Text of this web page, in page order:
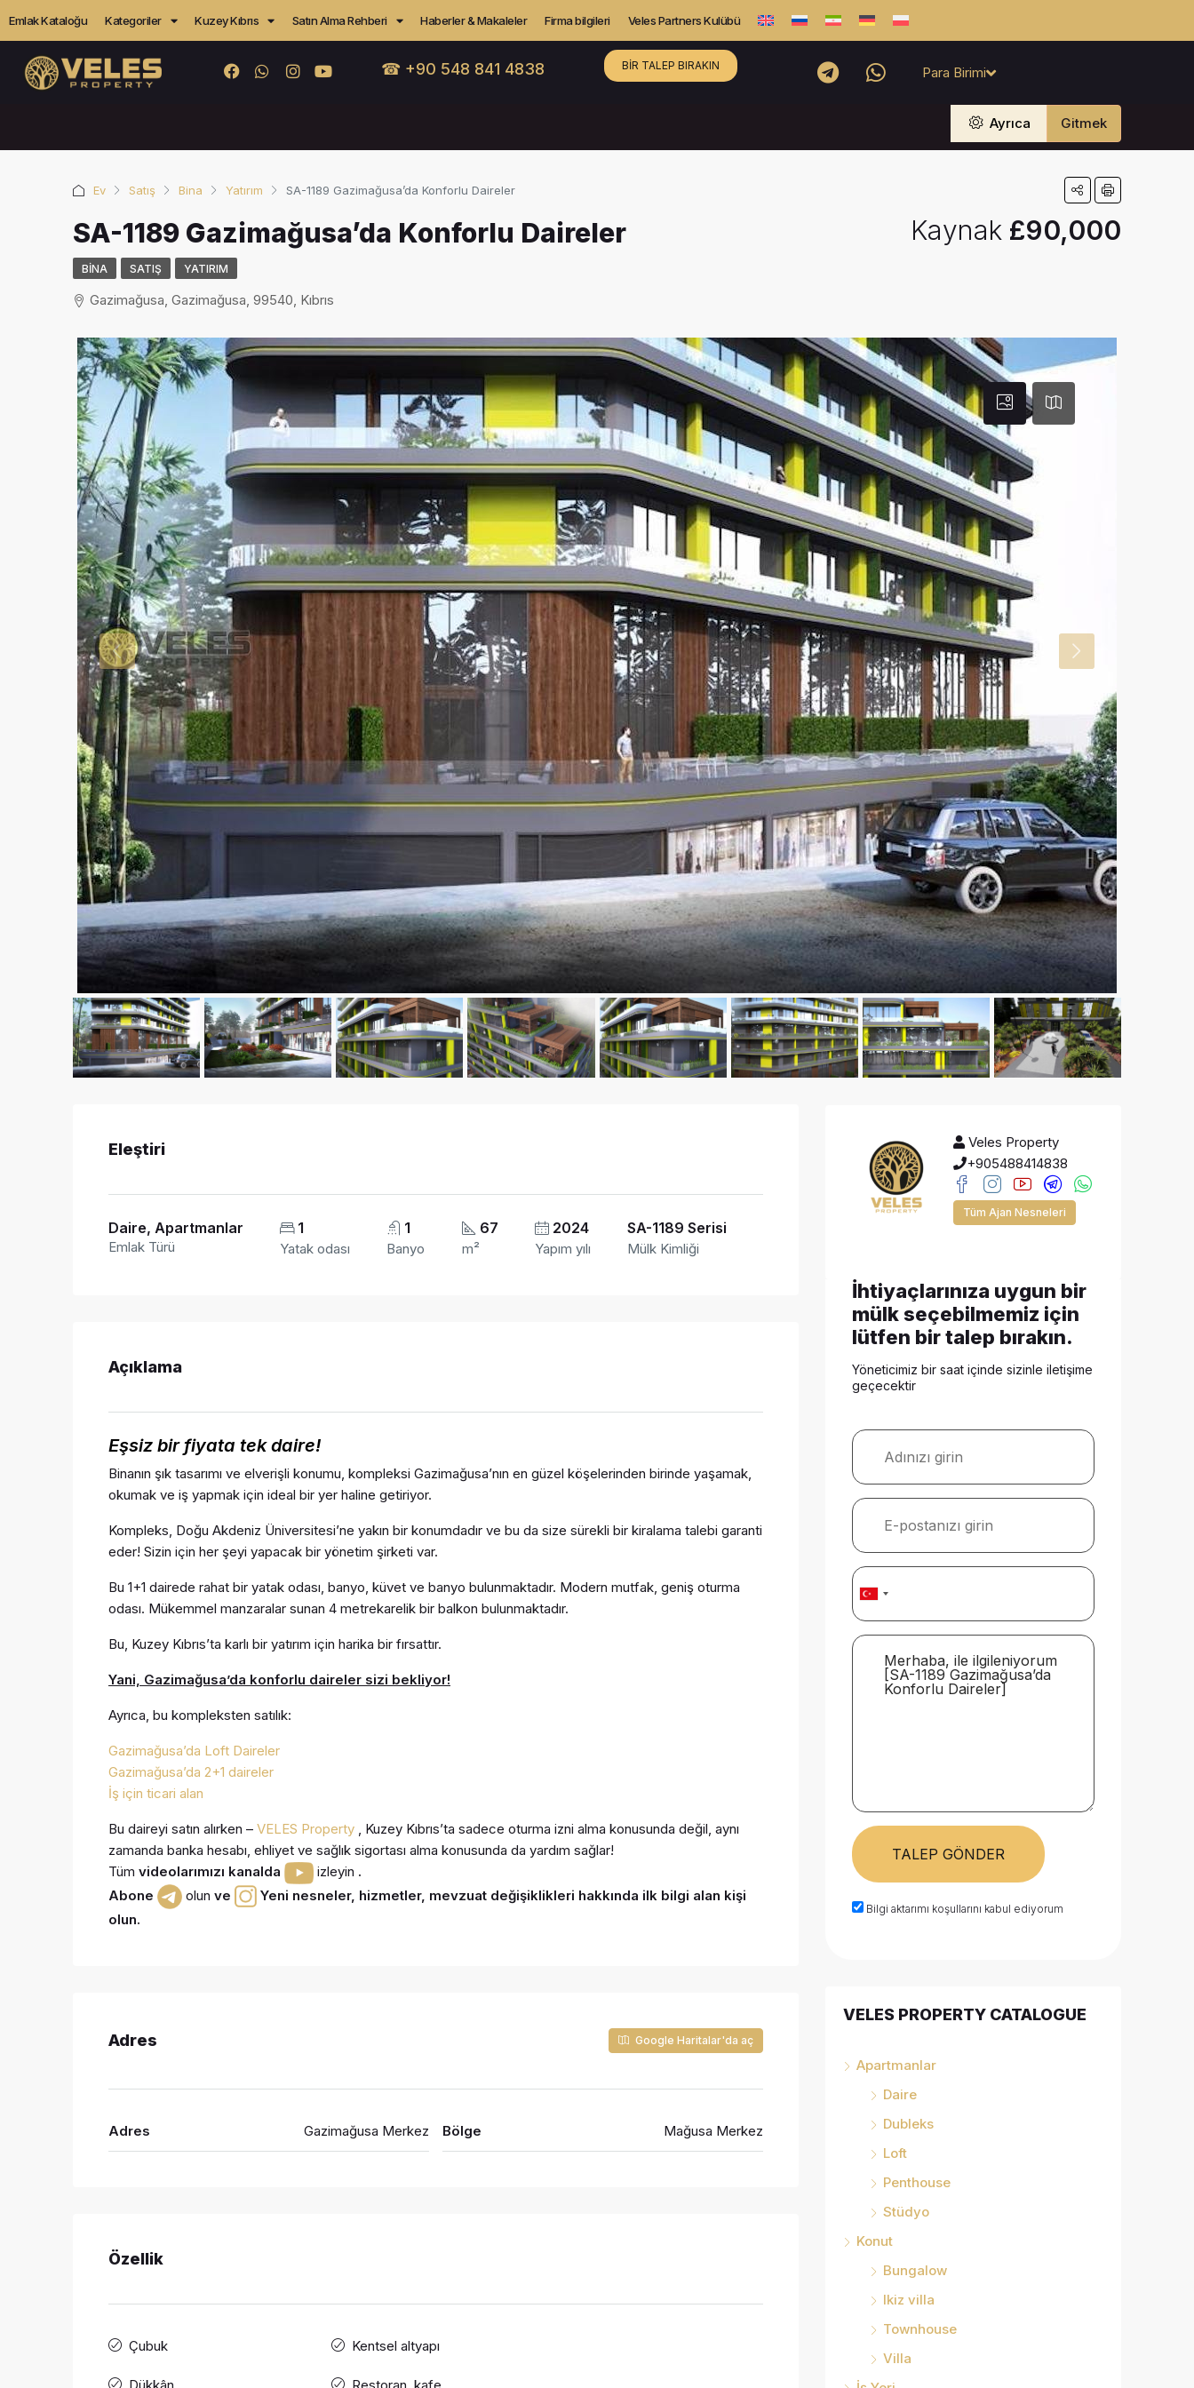
Emlak Kataloğu Kategoriler Kuzey Kıbrıs Satın Alma Rehberi Haberler & Makaleler Firma bilgileri Veles Partners Kulübü
☎ +90 548 841 4838 BIR TALEP BIRAKIN Para Birimi
Ayrıca Gitmek
Ev Satış Bina Yatırım SA-1189 Gazimağusa’da Konforlu Daireler
SA-1189 Gazimağusa’da Konforlu Daireler Kaynak £90,000
BINA SATIŞ YATIRIM
Gazimağusa, Gazimağusa, 99540, Kıbrıs
Eleştiri
Daire, Apartmanlar
Emlak Türü
1
Yatak odası
1
Banyo
67
m²
2024
Yapım yılı
SA-1189 Serisi
Mülk Kimliği
Açıklama
Eşsiz bir fiyata tek daire!
Binanın şık tasarımı ve elverişli konumu, kompleksi Gazimağusa’nın en güzel köşelerinden birinde yaşamak,
okumak ve iş yapmak için ideal bir yer haline getiriyor.
Kompleks, Doğu Akdeniz Üniversitesi’ne yakın bir konumdadır ve bu da size sürekli bir kiralama talebi garanti
eder! Sizin için her şeyi yapacak bir yönetim şirketi var.
Bu 1+1 dairede rahat bir yatak odası, banyo, küvet ve banyo bulunmaktadır. Modern mutfak, geniş oturma
odası. Mükemmel manzaralar sunan 4 metrekarelik bir balkon bulunmaktadır.
Bu, Kuzey Kıbrıs’ta karlı bir yatırım için harika bir fırsattır.
Yani, Gazimağusa’da konforlu daireler sizi bekliyor!
Ayrıca, bu kompleksten satılık:
Gazimağusa’da Loft Daireler
Gazimağusa’da 2+1 daireler
İş için ticari alan
Bu daireyi satın alırken – VELES Property , Kuzey Kıbrıs’ta sadece oturma izni alma konusunda değil, aynı
zamanda banka hesabı, ehliyet ve sağlık sigortası alma konusunda da yardım sağlar!
Tüm videolarımızı kanalda izleyin .
Abone
olun ve
Yeni nesneler, hizmetler, mevzuat değişiklikleri hakkında ilk bilgi alan kişi
olun.
Adres Google Haritalar'da aç
Adres Gazimağusa Merkez Bölge Mağusa Merkez
Özellik
Çubuk
Dükkân
Kentsel altyapı
Restoran, kafe
Veles Property
+905488414838
Tüm Ajan Nesneleri
İhtiyaçlarınıza uygun bir
mülk seçebilmemiz için
lütfen bir talep bırakın.
Yöneticimiz bir saat içinde sizinle iletişime
geçecektir
TALEP GÖNDER
Bilgi aktarımı koşullarını kabul ediyorum
VELES PROPERTY CATALOGUE
Apartmanlar
Daire
Dubleks
Loft
Penthouse
Stüdyo
Konut
Bungalow
Ikiz villa
Townhouse
Villa